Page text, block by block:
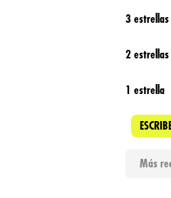
3 estrellas
2 estrellas
1 estrella
Más